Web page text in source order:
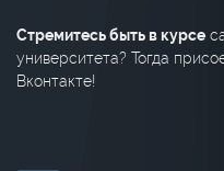
Стремитесь быть в курсе
университета? Тогда
Вконтакте!